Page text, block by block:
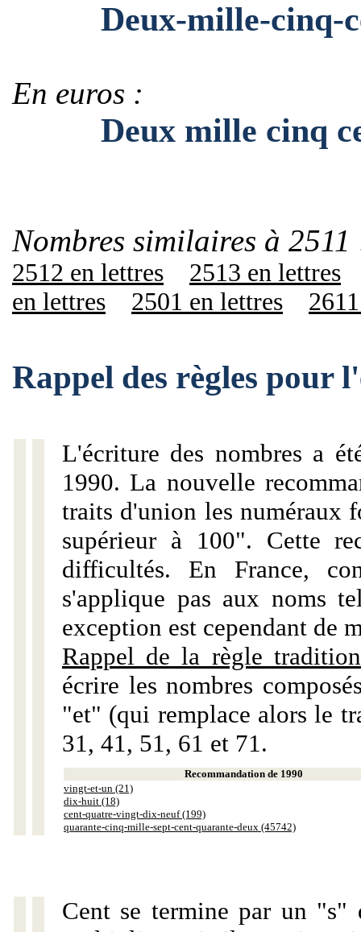
Deux-mille-cinq-
En euros :
Deux mille cinq
Nombres similaires à 2511
2512 en lettres
2513 en lettres
en lettres
2501 en lettres
Rappel des règles pour
L'écriture des nombres a
1990. La nouvelle
traits d'union les numéraux
supérieur à 100". Cette
difficultés. En France,
s'applique pas aux noms
exception est cependant de
Rappel de la règle
écrire les nombres
"et" (qui remplace alors le
31, 41, 51, 61 et 71.
Recommandation de 1990
vingt-et-un (21)
dix-huit (18)
cent-quatre-vingt-dix-neuf (199)
quarante-cinq-mille-sept-cent-quarante-deux (45742)
Cent se termine par un "s"